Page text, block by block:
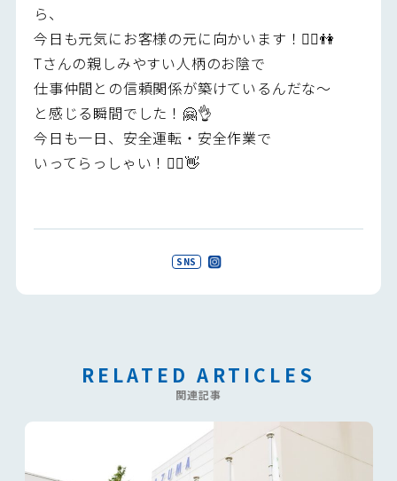
ら、
今日も元気にお客様の元に向かいます！🙋‍♂️👫
Tさんの親しみやすい人柄のお陰で
仕事仲間との信頼関係が築けているんだな～
と感じる瞬間でした！🤗👌
今日も一日、安全運転・安全作業で
いってらっしゃい！🏃‍♂️👋
SNS
RELATED ARTICLES
関連記事